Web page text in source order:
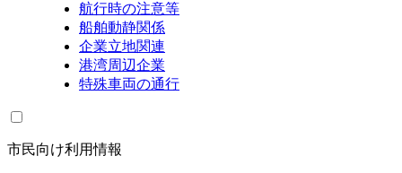
航行時の注意等
船舶動静関係
企業立地関連
港湾周辺企業
特殊車両の通行
市民向け利用情報